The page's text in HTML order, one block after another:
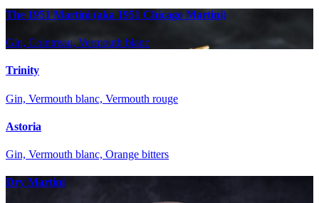
The 1951 Martini (aka 1951 Chicago Martini)
Gin, Cointreau, Vermouth blanc
Trinity
Gin, Vermouth blanc, Vermouth rouge
Astoria
Gin, Vermouth blanc, Orange bitters
Dry Martini